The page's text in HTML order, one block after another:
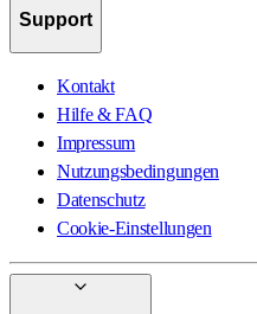
Support
Kontakt
Hilfe & FAQ
Impressum
Nutzungsbedingungen
Datenschutz
Cookie-Einstellungen